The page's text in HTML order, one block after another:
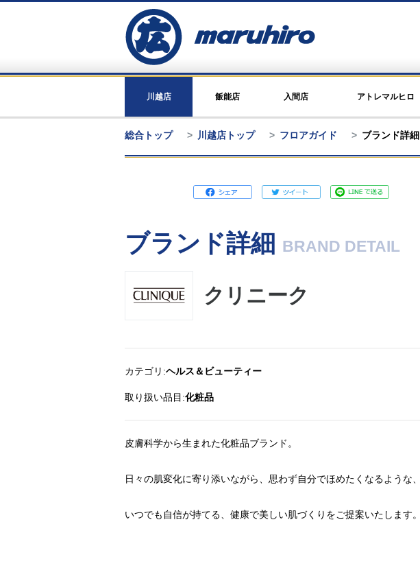
川越店 飯能店 入間店 アトレマルヒロ
総合トップ 川越店トップ フロアガイド ブランド詳細
ブランド詳細 BRAND DETAIL
クリニーク
カテゴリ ヘルス＆ビューティー
取り扱い品目 化粧品
皮膚科学から生まれた化粧品ブランド。
日々の肌変化に寄り添いながら、思わず自分でほめたくなるような、
いつでも自信が持てる、健康で美しい肌づくりをご提案いたします。